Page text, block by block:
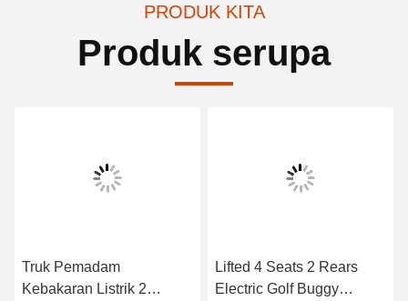
PRODUK KITA
Produk serupa
Truk Pemadam
Kebakaran Listrik 2
Lifted 4 Seats 2 Rears
Electric Golf Buggy